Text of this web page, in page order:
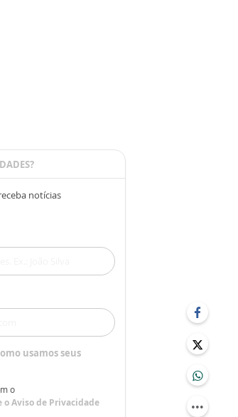
notícias
usamos seus
o
oAviso de Privacidade